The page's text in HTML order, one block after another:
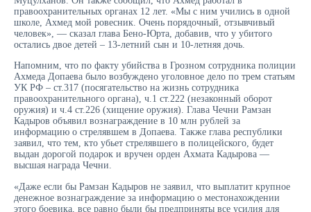
правоохранительных органах 12 лет. «Мы с ним учились в одной
школе, Ахмед мой ровесник. Очень порядочный, отзывчивый
человек», — сказал глава Бено-Юрта, добавив, что у убитого
остались двое детей – 13-летний сын и 10-летняя дочь.
Напомним, что по факту убийства в Грозном сотрудника полиции
Ахмеда Допаева было возбуждено уголовное дело по трем статьям
УК РФ – ст.317 (посягательство на жизнь сотрудника
правоохранительного органа), ч.1 ст.222 (незаконный оборот
оружия) и ч.4 ст.226 (хищение оружия). Глава Чечни Рамзан
Кадыров объявил вознаграждение в 10 млн рублей за
информацию о стрелявшем в Допаева. Также глава республики
заявил, что тем, кто убьет стрелявшего в полицейского, будет
выдан дорогой подарок и вручен орден Ахмата Кадырова —
высшая награда Чечни.
«Даже если бы Рамзан Кадыров не заявил, что выплатит крупное
денежное вознаграждение за информацию о местонахождении
этого боевика, все равно были бы предприняты все усилия для